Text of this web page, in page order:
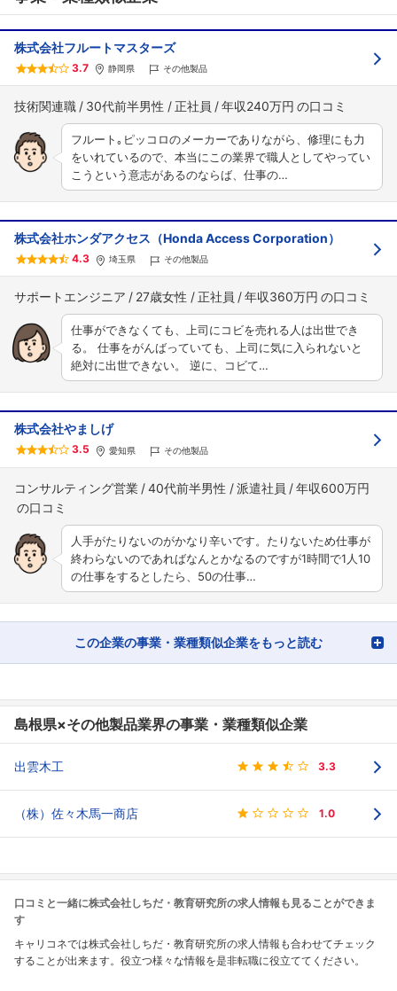
こちらの企業もフォローしませんか？
株式会社フルートマスターズ
3.7 静岡県 その他製品
技術関連職 30代前半男性 正社員 年収240万円
フルート｡ピッコロのメーカーでありながら、修理にも力
をいれているので、本当にこの業界で職人としてやってい
こうという意志があるのならば、仕事の…
株式会社ホンダアクセス（Honda Access Corporation）
4.3 埼玉県 その他製品
サポートエンジニア 27歳女性 正社員 年収360万円
仕事ができなくても、上司にコビを売れる人は出世でき
る。 仕事をがんばっていても、上司に気に入られないと
絶対に出世できない。 逆に、コビて…
株式会社やましげ
3.5 愛知県 その他製品
コンサルティング営業 40代前半男性 派遣社員 年収600万円
人手がたりないのがかなり辛いです。たりないため仕事が
終わらないのであればなんとかなるのですが1時間で1人10
の仕事をするとしたら、50の仕事…
この企業の事業・業種類似企業をもっと読む
島根県×その他製品業界の事業・業種類似企業
出雲木工 3.3
（株）佐々木馬一商店 1.0
口コミと一緒に株式会社しちだ・教育研究所の求人情報も見ることができま
す
キャリコネでは株式会社しちだ・教育研究所の求人情報も合わせてチェック
することが出来ます。役立つ様々な情報を是非転職に役立ててください。